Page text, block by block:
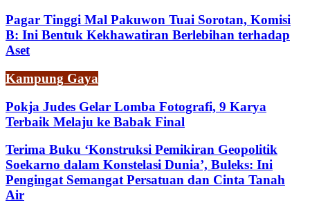
Pagar Tinggi Mal Pakuwon Tuai Sorotan, Komisi
B: Ini Bentuk Kekhawatiran Berlebihan terhadap
Aset
Kampung Gaya
Pokja Judes Gelar Lomba Fotografi, 9 Karya
Terbaik Melaju ke Babak Final
Terima Buku ‘Konstruksi Pemikiran Geopolitik
Soekarno dalam Konstelasi Dunia’, Buleks: Ini
Pengingat Semangat Persatuan dan Cinta Tanah
Air